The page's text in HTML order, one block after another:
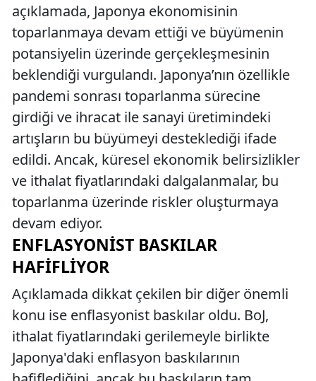
açıklamada, Japonya ekonomisinin
toparlanmaya devam ettiği ve büyümenin
potansiyelin üzerinde gerçekleşmesinin
beklendiği vurgulandı. Japonya’nın özellikle
pandemi sonrası toparlanma sürecine
girdiği ve ihracat ile sanayi üretimindeki
artışların bu büyümeyi desteklediği ifade
edildi. Ancak, küresel ekonomik belirsizlikler
ve ithalat fiyatlarındaki dalgalanmalar, bu
toparlanma üzerinde riskler oluşturmaya
devam ediyor.
ENFLASYONIST BASKILAR
HAFIFLIYOR
Açıklamada dikkat çekilen bir diğer önemli
konu ise enflasyonist baskılar oldu. BoJ,
ithalat fiyatlarındaki gerilemeyle birlikte
Japonya'daki enflasyon baskılarının